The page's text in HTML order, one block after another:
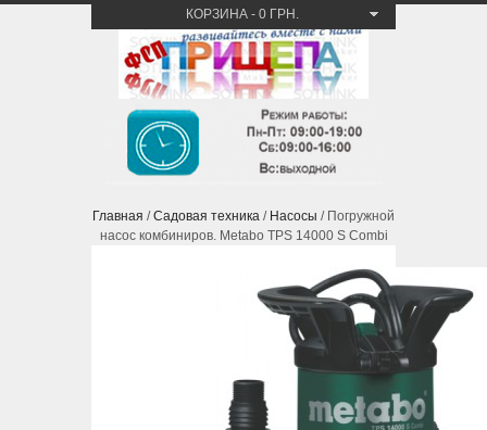
КОРЗИНА - 0 ГРН.
Главная /Садовая техника / Насосы / Погружной
насос комбиниров. Metabo TPS 14000 S Combi